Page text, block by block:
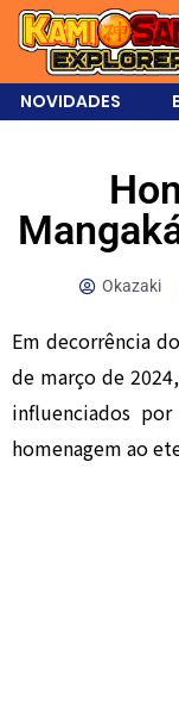
NOVIDADES
Okazaki
Em decorrência
de março de
influenciados
homenagem ao